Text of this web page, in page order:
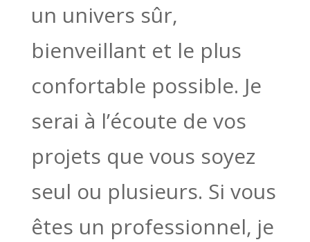
un univers sûr,
bienveillant et le plus
confortable possible. Je
serai à l’écoute de vos
projets que vous soyez
seul ou plusieurs. Si vous
êtes un professionnel, je